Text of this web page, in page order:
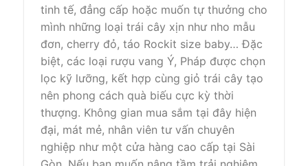
tinh tế, đẳng cấp hoặc muốn tự thưởng cho
mình những loại trái cây xịn như nho mẫu
đơn, cherry đỏ, táo Rockit size baby… Đặc
biệt, các loại rượu vang Ý, Pháp được chọn
lọc kỹ lưỡng, kết hợp cùng giỏ trái cây tạo
nên phong cách quà biếu cực kỳ thời
thượng. Không gian mua sắm tại đây hiện
đại, mát mẻ, nhân viên tư vấn chuyên
nghiệp như một cửa hàng cao cấp tại Sài